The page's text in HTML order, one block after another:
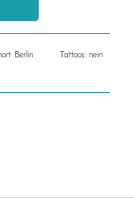
Berlin
Tattoos: nein